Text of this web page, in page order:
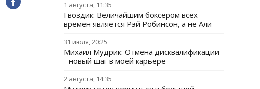
1 августа, 11:35
Гвоздик: Величайшим боксером всех
времен является Рэй Робинсон, а не Али
31 июля, 20:25
Михаил Мудрик: Отмена дисквалификации
- новый шаг в моей карьере
2 августа, 14:35